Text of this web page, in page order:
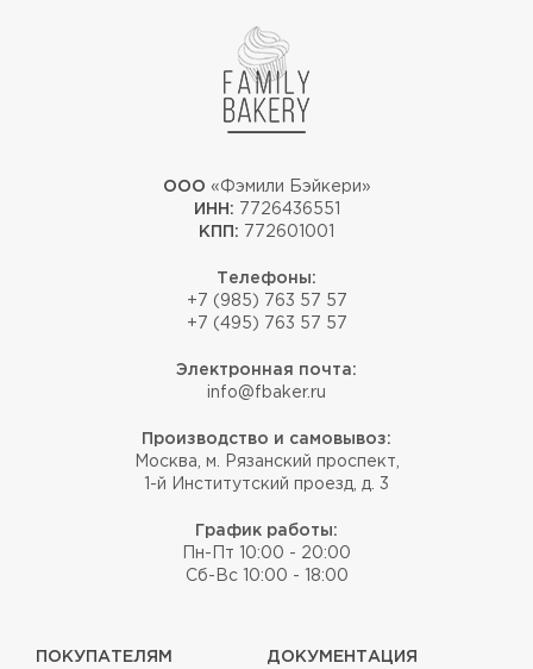
ООО «Фэмили Бэйкери»
ИНН: 7726436551
КПП: 772601001
Телефоны:
+7 (985) 763 57 57
+7 (495) 763 57 57
Электронная почта:
info@fbaker.ru
Производство и самовывоз:
Москва, м. Рязанский проспект,
1-й Институтский проезд, д. 3
График работы:
Пн-Пт 10:00 - 20:00
Сб-Вс 10:00 - 18:00
ПОКУПАТЕЛЯМ ДОКУМЕНТАЦИЯ